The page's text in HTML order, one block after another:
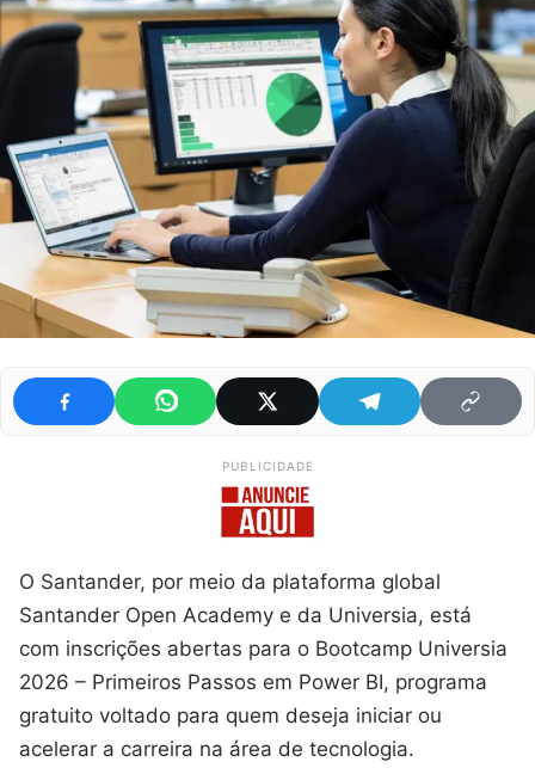
PUBLICIDADE
O Santander, por meio da plataforma global
Santander Open Academy e da Universia, está
com inscrições abertas para o Bootcamp Universia
2026 – Primeiros Passos em Power BI, programa
gratuito voltado para quem deseja iniciar ou
acelerar a carreira na área de tecnologia.